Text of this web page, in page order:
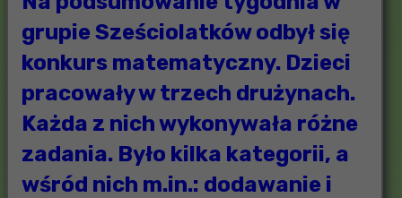
grupie Sześciolatków odbył się
konkurs matematyczny. Dzieci
pracowały w trzech drużynach.
Każda z nich wykonywała różne
zadania. Było kilka kategorii, a
wśród nich m.in.: dodawanie i